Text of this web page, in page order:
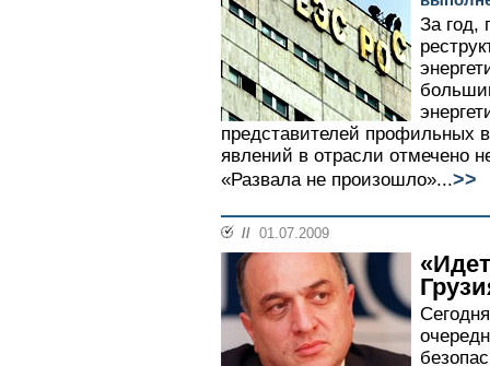
За год,
представителей профильных
явлений в отрасли отмечено
«Развала не произошло»...>>
// 01.07.2009